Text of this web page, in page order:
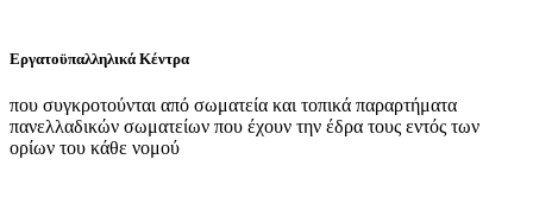
Εργατοϋπαλληλικά Κέντρα
που συγκροτούνται από σωματεία και τοπικά παραρτήματα
πανελλαδικών σωματείων που έχουν την έδρα τους εντός των
ορίων του κάθε νομού